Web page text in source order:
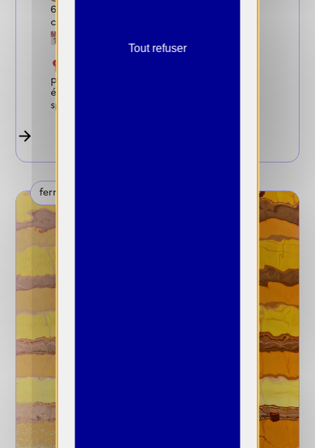
6 000 € et une exposition du lauréat et d'un
coup de cœur
photographe professionnel(le) ou
étudiant(e) en photographie, toute
spécialité confondue, sans limite d’âge
fermée
Tout refuser